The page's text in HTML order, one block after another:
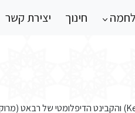
חינוך יצירת קשר